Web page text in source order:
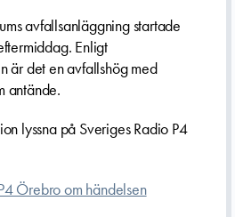
avfallsanläggning startade
Enligt
är det en avfallshög med
antände.
lyssna på Sveriges Radio P4
Örebro om händelsen